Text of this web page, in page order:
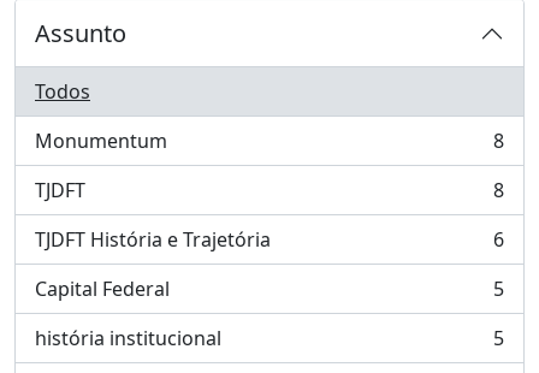
Assunto
Todos
Monumentum
, 8 resultados
8
TJDFT
, 8 resultados
8
TJDFT História e Trajetória
, 6 resultados
6
Capital Federal
, 5 resultados
5
história institucional
, 5 resultados
5